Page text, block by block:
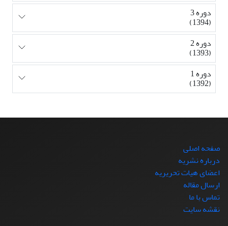
دوره 3
(1394)
دوره 2
(1393)
دوره 1
(1392)
صفحه اصلی
درباره نشریه
اعضای هیات تحریریه
ارسال مقاله
تماس با ما
نقشه سایت